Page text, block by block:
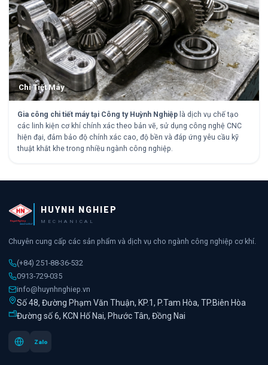
Chi Tiết Máy
Gia công chi tiết máy tại Công ty Huỳnh Nghiệp là dịch vụ chế tạo
các linh kiện cơ khí chính xác theo bản vẽ, sử dụng công nghệ CNC
hiện đại, đảm bảo độ chính xác cao, độ bền và đáp ứng yêu cầu kỹ
thuật khắt khe trong nhiều ngành công nghiệp.
HUYNH NGHIEP
MECHANICAL
Chuyên cung cấp các sản phẩm và dịch vụ cho ngành công nghiệp cơ khí.
(+84) 251-88-36-532
0913-729-035
info@huynhnghiep.vn
Số 48, Đường Phạm Văn Thuận, KP.1, P.Tam Hòa, TP.Biên Hòa
Đường số 6, KCN Hố Nai, Phước Tân, Đồng Nai
Zalo